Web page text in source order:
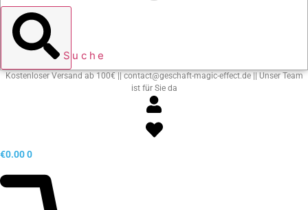
Suche
Kostenloser Versand ab 100€ || contact@geschaft-magic-effect.de || Unser Team
ist für Sie da
€0.000